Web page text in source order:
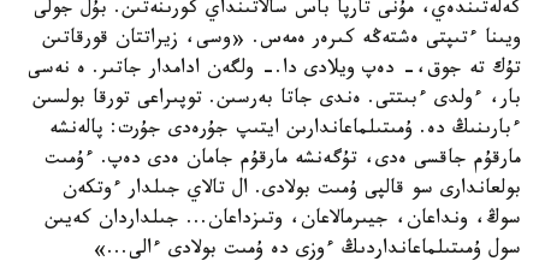
كەلەتىندەي، مۇنى تارپا باس سالاتىنداي كورىنەتىن. بۇل جولى
ويىنا ءتىپتى ەشتەڭە كىرەر ەمەس. «وسى، زيراتتان قورقاتىن
تۇك تە جوق،- دەپ ويلادى دا.- ولگەن ادامدار جاتىر. ە نەسى
بار، ءولدى ءبىتتى. ەندى جاتا بەرسىن. توپىراعى تورقا بولسىن
ءبارىنىڭ دە. ۇمىتىلماعاندارىن ايتىپ جۇرەدى جۇرت: پالەنشە
مارقۇم جاقسى ەدى، تۇگەنشە مارقۇم جامان ەدى دەپ. ءۇمىت
بولعاندارى سو قالپى ۇمىت بولادى. ال تالاي جىلدار ءوتكەن
سوڭ، ونداعان، جيىرمالاعان، وتىزداعان... جىلداردان كەيىن
سول ۇمىتىلماعانداردىڭ ءوزى دە ۇمىت بولادى ءالى...»